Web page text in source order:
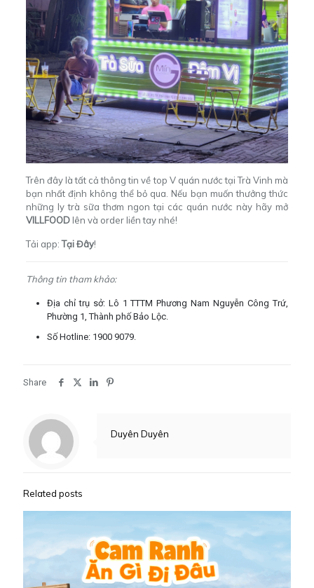
Trên đây là tất cả thông tin về top V quán nước tại Trà Vinh mà
bạn nhất định không thể bỏ qua. Nếu bạn muốn thưởng thức
những ly trà sữa thơm ngon tại các quán nước này hãy mở
VILLFOODlên và order liền tay nhé!
Tải app:Tại Đây!
Thông tin tham khảo:
Địa chỉ trụ sở: Lô 1 TTTM Phương Nam Nguyễn Công Trứ,
Phường 1, Thành phố Bảo Lộc.
Số Hotline: 1900 9079.
Share
Duyên Duyên
Related posts